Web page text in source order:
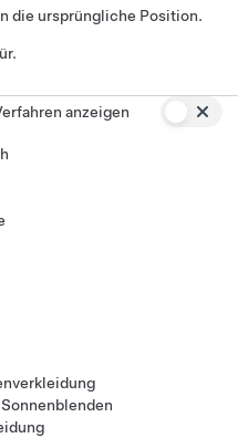
die ursprüngliche Position.
anzeigen